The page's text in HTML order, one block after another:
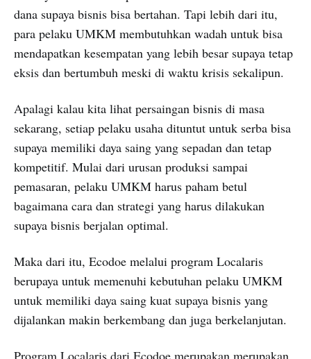
dana supaya bisnis bisa bertahan. Tapi lebih dari itu,
para pelaku UMKM membutuhkan wadah untuk bisa
mendapatkan kesempatan yang lebih besar supaya tetap
eksis dan bertumbuh meski di waktu krisis sekalipun.
Apalagi kalau kita lihat persaingan bisnis di masa
sekarang, setiap pelaku usaha dituntut untuk serba bisa
supaya memiliki daya saing yang sepadan dan tetap
kompetitif. Mulai dari urusan produksi sampai
pemasaran, pelaku UMKM harus paham betul
bagaimana cara dan strategi yang harus dilakukan
supaya bisnis berjalan optimal.
Maka dari itu, Ecodoe melalui program Localaris
berupaya untuk memenuhi kebutuhan pelaku UMKM
untuk memiliki daya saing kuat supaya bisnis yang
dijalankan makin berkembang dan juga berkelanjutan.
Program Localaris dari Ecodoe merupakan merupakan